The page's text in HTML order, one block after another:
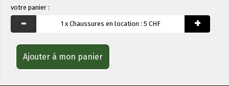
votre panier :
- 1 x Chaussures en location : 5 CHF +
Ajouter à mon panier